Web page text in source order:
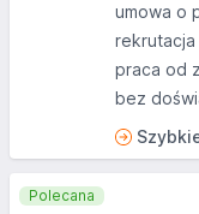
umowa o
rekrutacja
praca od
bez
Polecana